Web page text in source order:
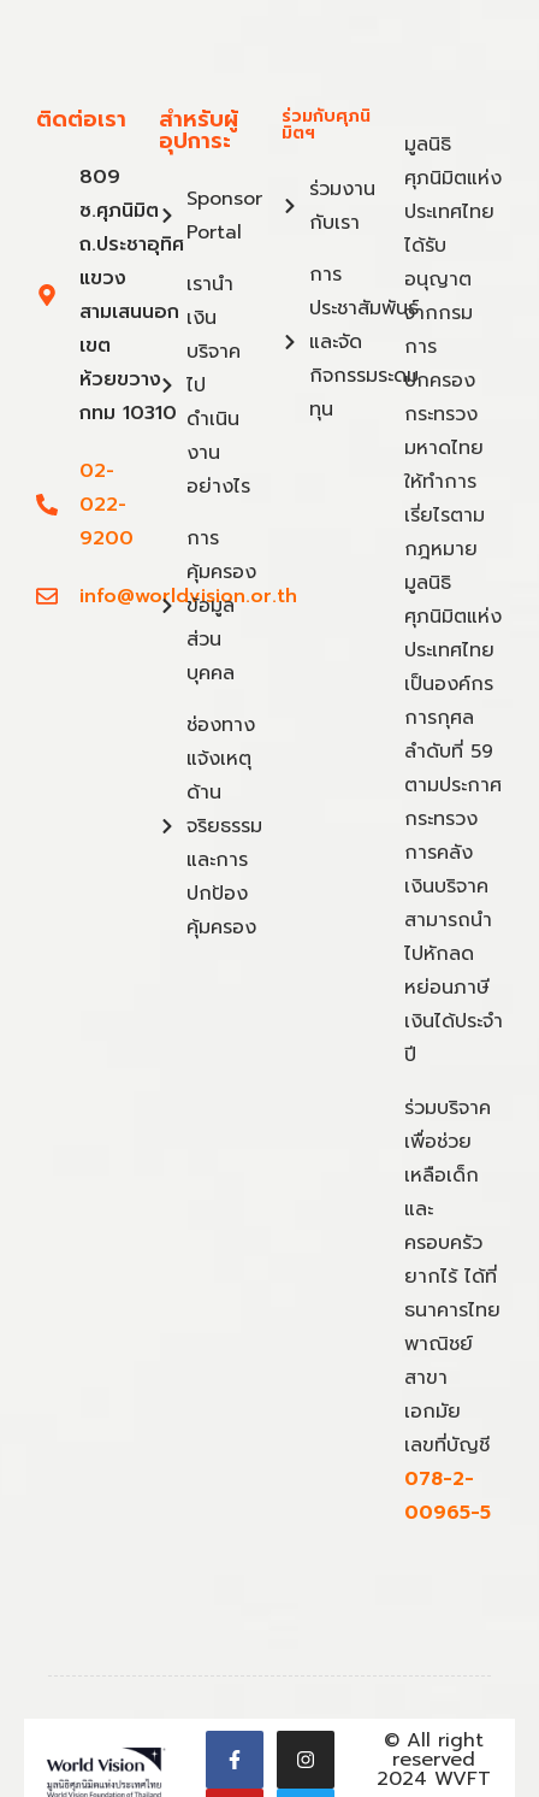
ติดต่อเรา
809
ซ.ศุภนิมิต
ถ.ประชาอุทิศ
แขวง
สามเสนนอก
เขต
ห้วยขวาง
กทม 10310
02-
022-
9200
info@worldvision.or.th
สำหรับผู้
อุปการะ
Sponsor
Portal
เรานำ
เงิน
บริจาค
ไป
ดำเนิน
งาน
อย่างไร
การ
คุ้มครอง
ข้อมูล
ส่วน
บุคคล
ช่องทาง
แจ้งเหตุ
ด้าน
จริยธรรม
และการ
ปกป้อง
คุ้มครอง
ร่วมกับศุภนิ
มิตฯ
ร่วมงาน
กับเรา
การ
ประชาสัมพันธ์
และจัด
กิจกรรมระดม
ทุน
มูลนิธิ
ศุภนิมิตแห่ง
ประเทศไทย
ได้รับ
อนุญาต
จากกรม
การ
ปกครอง
กระทรวง
มหาดไทย
ให้ทำการ
เรี่ยไรตาม
กฎหมาย
มูลนิธิ
ศุภนิมิตแห่ง
ประเทศไทย
เป็นองค์กร
การกุศล
ลำดับที่ 59
ตามประกาศ
กระทรวง
การคลัง
เงินบริจาค
สามารถนำ
ไปหักลด
หย่อนภาษี
เงินได้ประจำ
ปี
ร่วมบริจาค
เพื่อช่วย
เหลือเด็ก
และ
ครอบครัว
ยากไร้ ได้ที่
ธนาคารไทย
พาณิชย์
สาขา
เอกมัย
เลขที่บัญชี
078-2-
00965-5
© All right
reserved
2024 WVFT